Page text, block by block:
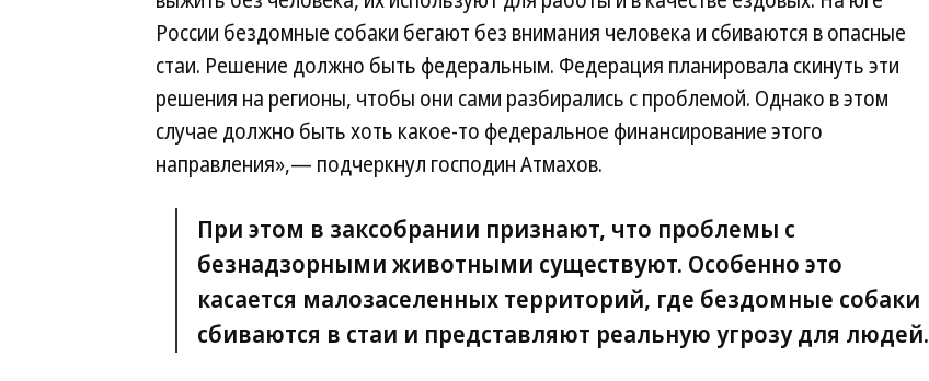
России бездомные собаки бегают без внимания человека и сбиваются в опасные
стаи. Решение должно быть федеральным. Федерация планировала скинуть эти
решения на регионы, чтобы они сами разбирались с проблемой. Однако в этом
случае должно быть хоть какое-то федеральное финансирование этого
направления»,— подчеркнул господин Атмахов.
При этом в заксобрании признают, что проблемы с
безнадзорными животными существуют. Особенно это
касается малозаселенных территорий, где бездомные собаки
сбиваются в стаи и представляют реальную угрозу для людей.